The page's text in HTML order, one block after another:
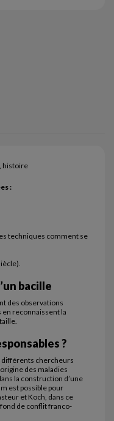
histoire
:
techniques comment se
bacille
des observations
reconnaissent la
?
différents chercheurs
des maladies
la construction d’une
est possible pour
et Koch, dans ce
de conflit franco-